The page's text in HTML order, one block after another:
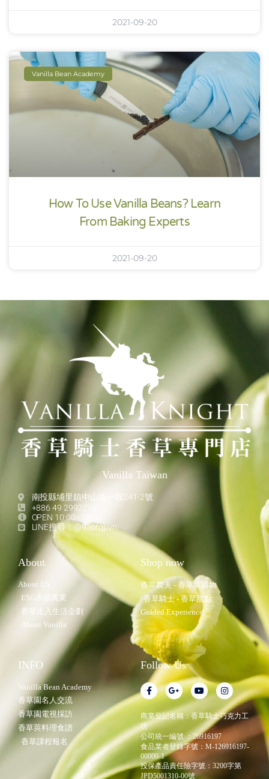
2021-09-20
Vanilla Bean Academy
How To Use Vanilla Beans? Learn
From Baking Experts
2021-09-20
Vanilla Taiwan
南投縣埔里鎮中山路一段241-2號
+886 49 2992276
OPEN 10:00 - 18:00
LINE搜尋：@936fqpvn
About
About US
ESG永續農業
香草走入生活企劃
About Vanilla
Shop now
香草農夫 - 香草莢購物
香草騎士 - 香草甜點
Guided Experience
INFO
Vanilla Bean Academy
香草園名人交流
香草園電視採訪
香草莢料理食譜
香草課程報名
Follow Us
商業登記名稱：香草騎士巧克力工
坊
公司統一編號 ：26916197
食品業者登錄字號：M-126916197-
00000-1
投保產品責任險字號：3200字第
JPD5001310-00號